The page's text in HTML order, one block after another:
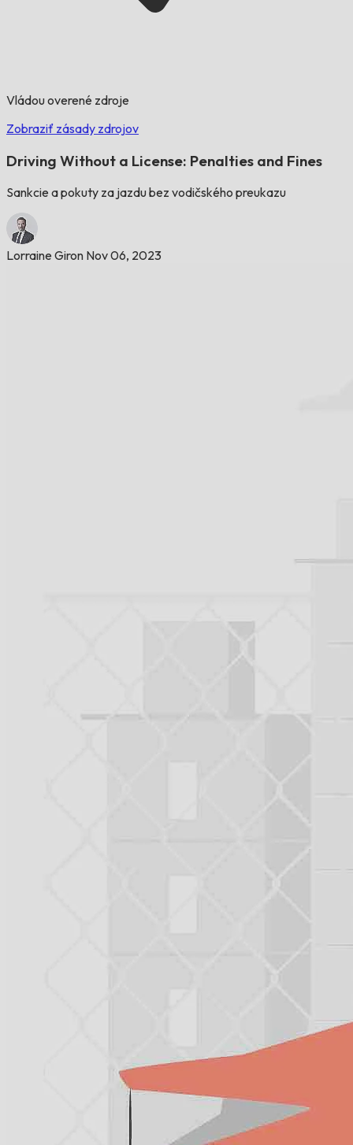
Vládou overené zdroje
Zobraziť zásady zdrojov
Driving Without a License: Penalties and Fines
Sankcie a pokuty za jazdu bez vodičského preukazu
Lorraine Giron Nov 06, 2023